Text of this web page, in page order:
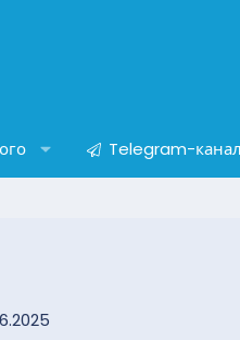
Telegram-канал